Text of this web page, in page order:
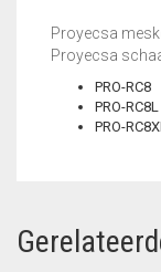
VLECHTDRAAD
VLECHTTANGEN
Proyecsa
Proyecsa
PRO-RC8
PRO-RC8L
PRO-RC8XL